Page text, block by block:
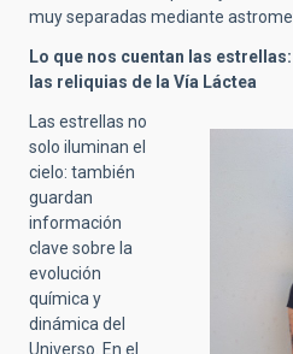
muy separadas mediante
Lo que nos cuentan las
las reliquias de la Vía Láctea
Las estrellas no
solo iluminan el
cielo: también
guardan
información
clave sobre la
evolución
química y
dinámica del
Universo. En el